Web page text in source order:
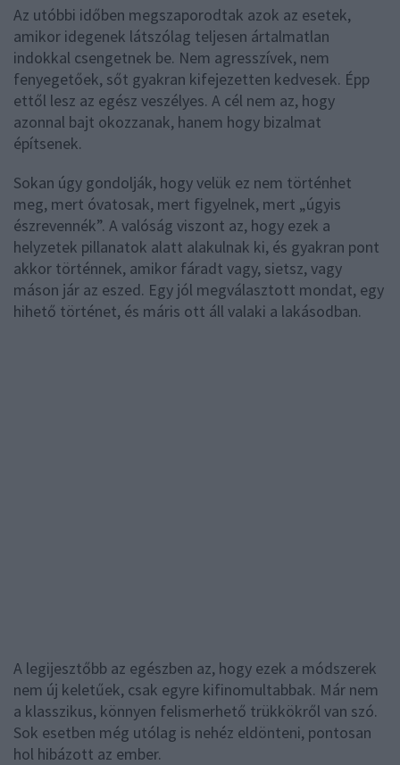
Az utóbbi időben megszaporodtak azok az esetek,
amikor idegenek látszólag teljesen ártalmatlan
indokkal csengetnek be. Nem agresszívek, nem
fenyegetőek, sőt gyakran kifejezetten kedvesek. Épp
ettől lesz az egész veszélyes. A cél nem az, hogy
azonnal bajt okozzanak, hanem hogy bizalmat
építsenek.
Sokan úgy gondolják, hogy velük ez nem történhet
meg, mert óvatosak, mert figyelnek, mert „úgyis
észrevennék”. A valóság viszont az, hogy ezek a
helyzetek pillanatok alatt alakulnak ki, és gyakran pont
akkor történnek, amikor fáradt vagy, sietsz, vagy
máson jár az eszed. Egy jól megválasztott mondat, egy
hihető történet, és máris ott áll valaki a lakásodban.
A legijesztőbb az egészben az, hogy ezek a módszerek
nem új keletűek, csak egyre kifinomultabbak. Már nem
a klasszikus, könnyen felismerhető trükkökről van szó.
Sok esetben még utólag is nehéz eldönteni, pontosan
hol hibázott az ember.